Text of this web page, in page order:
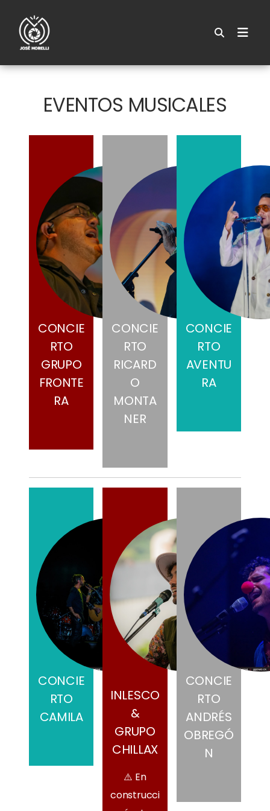
EVENTOS MUSICALES
CONCIE
RTO
GRUPO
FRONTE
RA
CONCIE
RTO
RICARD
O
MONTA
NER
CONCIE
RTO
AVENTU
RA
CONCIE
RTO
CAMILA
INLESCO
&
GRUPO
CHILLAX
⚠️ En
construcci
CONCIE
RTO
ANDRÉS
OBREGÓ
N